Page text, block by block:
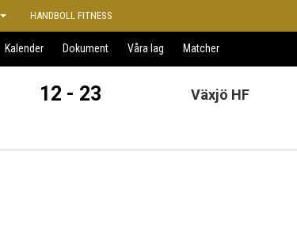
HANDBOLL FITNESS
Kalender Dokument Våra lag Matcher
12 - 23 Växjö HF